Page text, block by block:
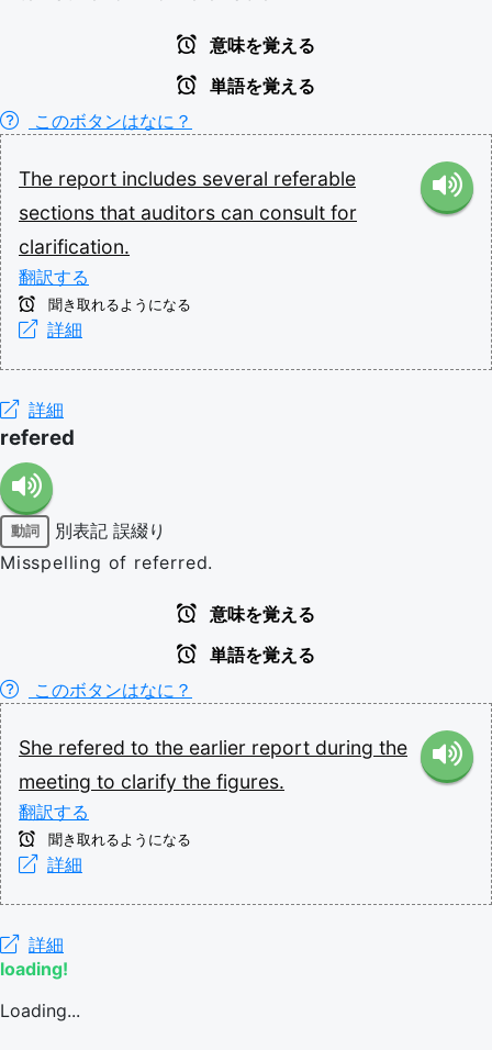
意味を覚える
単語を覚える
このボタンはなに？
The report includes several referable
sections that auditors can consult for
clarification.
翻訳する
聞き取れるようになる
詳細
詳細
refered
動詞 別表記 誤綴り
Misspelling of referred.
意味を覚える
単語を覚える
このボタンはなに？
She refered to the earlier report during the
meeting to clarify the figures.
翻訳する
聞き取れるようになる
詳細
詳細
loading!
Loading...